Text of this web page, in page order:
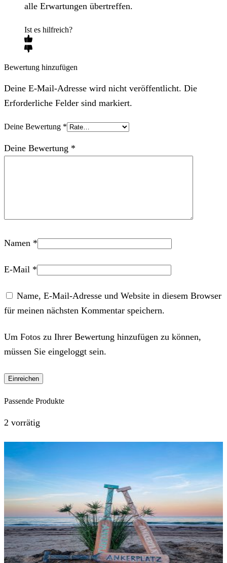
alle Erwartungen übertreffen.
Ist es hilfreich?
Bewertung hinzufügen
Deine E-Mail-Adresse wird nicht veröffentlicht. Die
Erforderliche Felder sind markiert.
Deine Bewertung *
Deine Bewertung *
Namen *
E-Mail *
Name, E-Mail-Adresse und Website in diesem Browser
für meinen nächsten Kommentar speichern.
Um Fotos zu Ihrer Bewertung hinzufügen zu können,
müssen Sie eingeloggt sein.
Passende Produkte
2 vorrätig